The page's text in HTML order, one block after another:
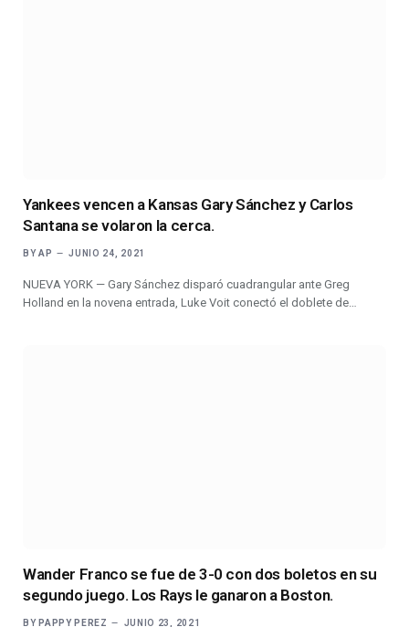
Yankees vencen a Kansas Gary Sánchez y Carlos
Santana se volaron la cerca.
BY AP JUNIO 24, 2021
NUEVA YORK — Gary Sánchez disparó cuadrangular ante Greg
Holland en la novena entrada, Luke Voit conectó el doblete de…
Wander Franco se fue de 3-0 con dos boletos en su
segundo juego. Los Rays le ganaron a Boston.
BY PAPPY PEREZ JUNIO 23, 2021